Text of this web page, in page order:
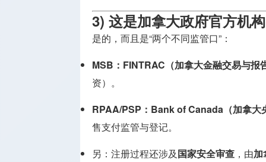
3) 这是加拿大政府官方机
是的，而且是“两个不同监管口”：
MSB：FINTRAC（加拿大金融交易与报
资）。
RPAA/PSP：Bank of Canada（加拿大
售支付监管与登记。
另：注册过程还涉及国家安全审查 ，由